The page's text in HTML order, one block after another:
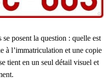
posent la question : quelle est
à l’immatriculation et une copie
tient en un seul détail visuel et